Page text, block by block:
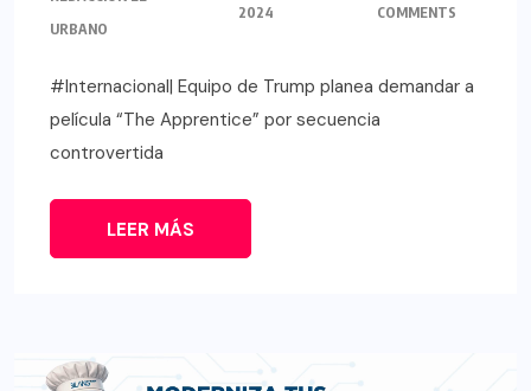
URBANO
2024 COMMENTS
#Internacional| Equipo de Trump planea demandar a
película “The Apprentice” por secuencia
controvertida
LEER MÁS